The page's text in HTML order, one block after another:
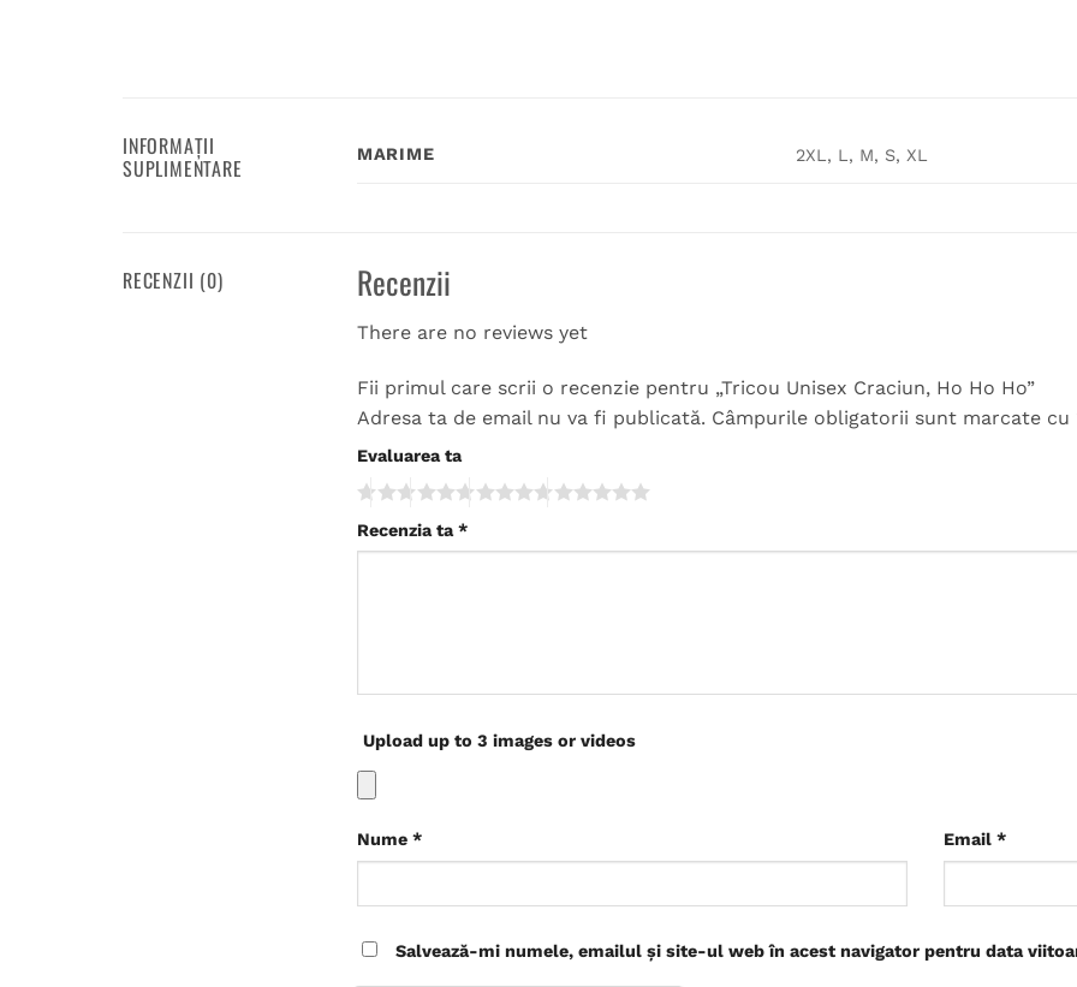
INFORMAȚII
SUPLIMENTARE MARIME 2XL, L, M, S, XL
RECENZII (0) Recenzii
There are no reviews yet
Fii primul care scrii o recenzie pentru „Tricou Unisex Craciun, Ho Ho Ho”
Adresa ta de email nu va fi publicată. Câmpurile obligatorii sunt marcate cu
Evaluarea ta
Recenzia ta *
Upload up to 3 images or videos
Nume * Email *
Salvează-mi numele, emailul și site-ul web în acest navigator pentru data